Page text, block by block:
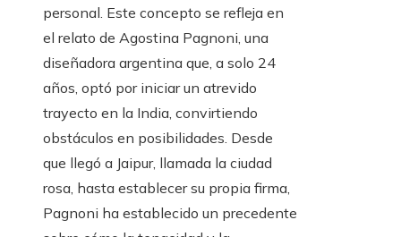
personal. Este concepto se refleja en
el relato de Agostina Pagnoni, una
diseñadora argentina que, a solo 24
años, optó por iniciar un atrevido
trayecto en la India, convirtiendo
obstáculos en posibilidades. Desde
que llegó a Jaipur, llamada la ciudad
rosa, hasta establecer su propia firma,
Pagnoni ha establecido un precedente